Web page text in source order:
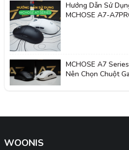
Hướng Dẫn Sử
MCHOSE A7-
MCHOSE A7
Nên Chọn Chuột
WOONIS